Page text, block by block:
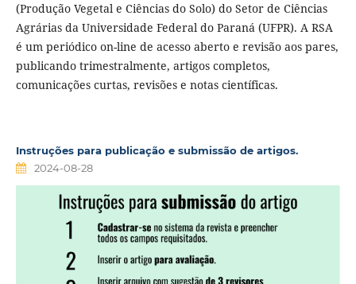
(Produção Vegetal e Ciências do Solo) do Setor de Ciências
Agrárias da Universidade Federal do Paraná (UFPR). A RSA
é um periódico on-line de acesso aberto e revisão aos pares,
publicando trimestralmente, artigos completos,
comunicações curtas, revisões e notas científicas.
Instruções para publicação e submissão de artigos.
2024-08-28